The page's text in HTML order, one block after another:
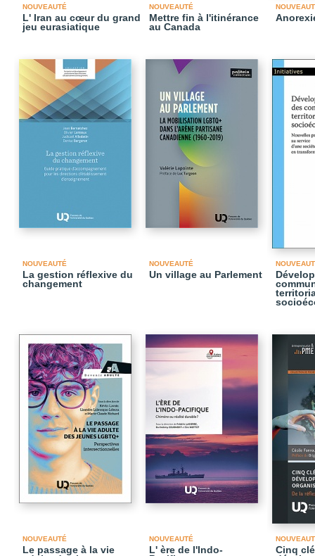
NOUVEAUTÉ
L' Iran au cœur du grand
jeu eurasiatique
NOUVEAUTÉ
Mettre fin à l'itinérance
au Canada
NOUVEAUTÉ
La gestion réflexive du
changement
NOUVEAUTÉ
Un village au Parlement
NOUVEAUTÉ
Le passage à la vie
NOUVEAUTÉ
L' ère de l'Indo-
Cinq